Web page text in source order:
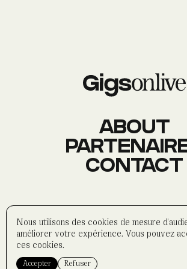
À PROPOS
CONTACT
Formulaire Partenaires
ABOUT
CONTACT
Politique de confidentialité
Mentions légales
Nous utilisons des cookies de mesure
améliorer votre expérience. Vous pouvez
ces cookies.
Accepter Refuser